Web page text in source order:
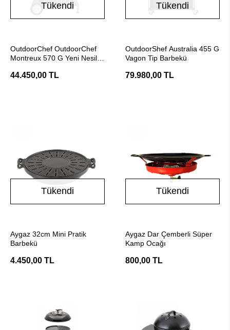
Tükendi
OutdoorChef OutdoorChef
Montreux 570 G Yeni Nesil
44.450,00 TL
Tükendi
OutdoorShef Australia 455 G
Vagon Tip Barbekü
79.980,00 TL
Tükendi
Aygaz 32cm Mini Pratik
Barbekü
4.450,00 TL
Tükendi
Aygaz Dar Çemberli Süper
Kamp Ocağı
800,00 TL